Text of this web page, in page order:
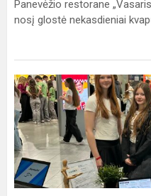
Panevėžio restorane
nosį glostė nekasdieniai
Jaunieji
verslininkai
tarp
Lietuvos
geriausiųjų!